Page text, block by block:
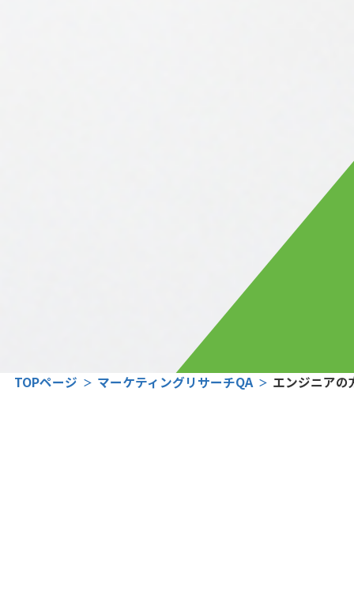
TOPページ マーケティングリサーチQA エンジニアの